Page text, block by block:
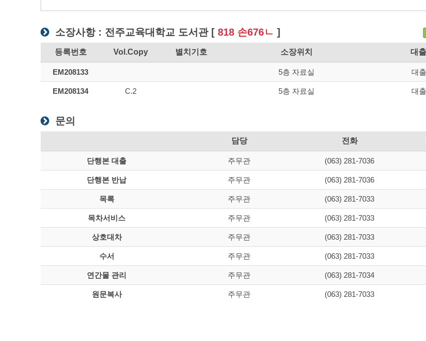
소장사항 : 전주교육대학교 도서관[ 818 손676ㄴ ]
등록번호 Vol.Copy 별치기호 소장위치 대
EM208133 5층 자료실 대
EM208134 C.2 5층 자료실 대
문의
담당 전화
단행본 대출 주무관 (063) 281-7036
단행본 반납 주무관 (063) 281-7036
목록 주무관 (063) 281-7033
목차서비스 주무관 (063) 281-7033
상호대차 주무관 (063) 281-7033
수서 주무관 (063) 281-7033
연간물 관리 주무관 (063) 281-7034
원문복사 주무관 (063) 281-7033